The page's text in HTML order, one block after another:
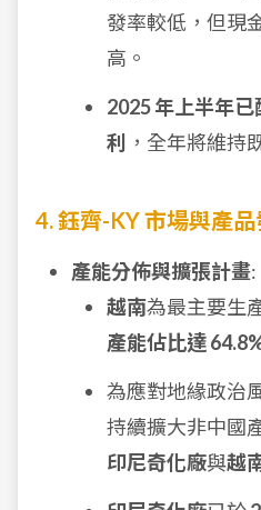
發率較低，但現
高。
2025 年上半年
利 ，全年將維持
4. 鈺齊-KY 市場與產
產能分佈與擴張計畫:
越南為最主要生
產能佔比達
為應對地緣政治
持續擴大非中國
印尼奇化廠與越